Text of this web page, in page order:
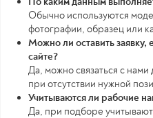
Обычно используются
фотографии, образец или
Можно ли оставить заявку,
сайте?
Да, можно связаться с
при отсутствии нужной
Учитываются ли рабочие
Да, при подборе